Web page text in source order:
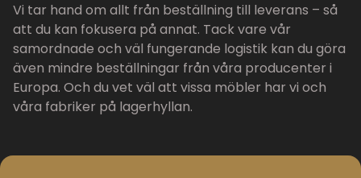
Vi tar hand om allt från beställning till leverans – så
att du kan fokusera på annat. Tack vare vår
samordnade och väl fungerande logistik kan du göra
även mindre beställningar från våra producenter i
Europa. Och du vet väl att vissa möbler har vi och
våra fabriker på lagerhyllan.